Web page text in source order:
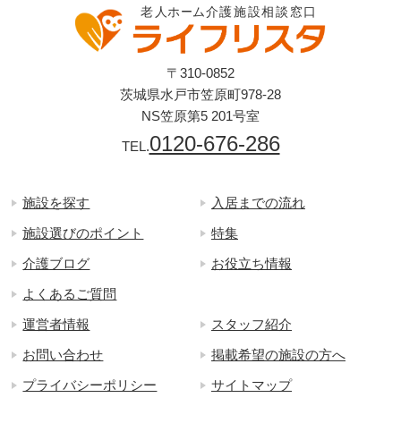
〒310-0852
茨城県水戸市笠原町978-28
NS笠原第5 201号室
TEL.0120-676-286
施設を探す
入居までの流れ
施設選びのポイント
特集
介護ブログ
お役立ち情報
よくあるご質問
運営者情報
スタッフ紹介
お問い合わせ
掲載希望の施設の方へ
プライバシーポリシー
サイトマップ